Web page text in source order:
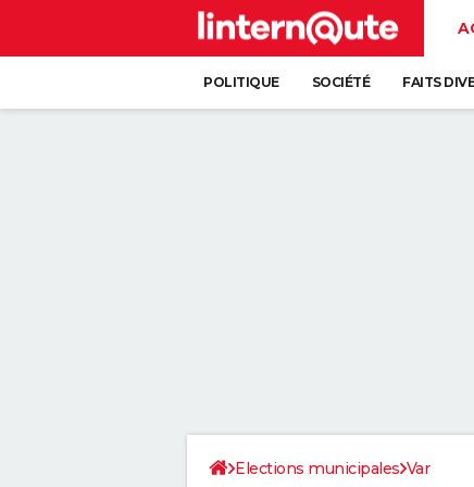
POLITIQUE SOCIÉTÉ FAITS
Elections municipales Var